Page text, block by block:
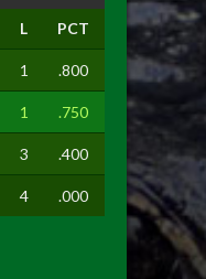
L PCT
1 .800
1 .750
3 .400
4 .000